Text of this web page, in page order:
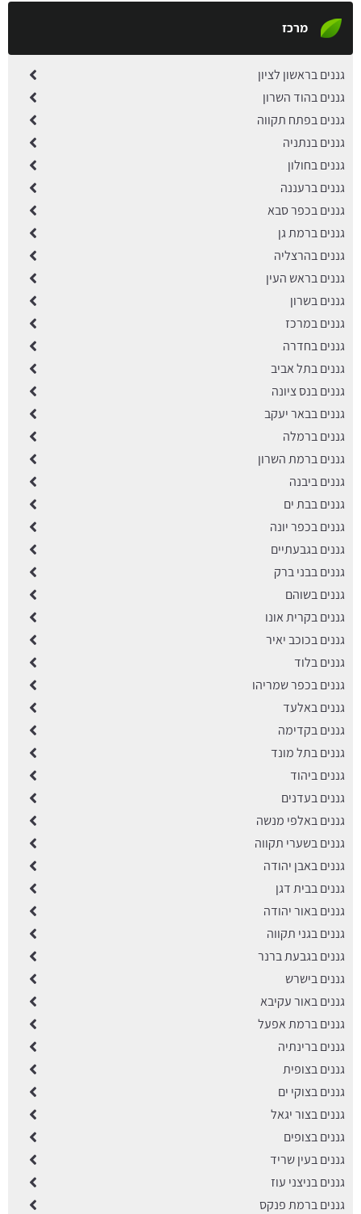
מרכז
גננים בראשון לציון
גננים בהוד השרון
גננים בפתח תקווה
גננים בנתניה
גננים בחולון
גננים ברעננה
גננים בכפר סבא
גננים ברמת גן
גננים בהרצליה
גננים בראש העין
גננים בשרון
גננים במרכז
גננים בחדרה
גננים בתל אביב
גננים בנס ציונה
גננים בבאר יעקב
גננים ברמלה
גננים ברמת השרון
גננים ביבנה
גננים בבת ים
גננים בכפר יונה
גננים בגבעתיים
גננים בבני ברק
גננים בשוהם
גננים בקרית אונו
גננים בכוכב יאיר
גננים בלוד
גננים בכפר שמריהו
גננים באלעד
גננים בקדימה
גננים בתל מונד
גננים ביהוד
גננים בעדנים
גננים באלפי מנשה
גננים בשערי תקווה
גננים באבן יהודה
גננים בבית דגן
גננים באור יהודה
גננים בגני תקווה
גננים בגבעת ברנר
גננים בישרש
גננים באור עקיבא
גננים ברמת אפעל
גננים ברינתיה
גננים בצופית
גננים בצוקי ים
גננים בצור יגאל
גננים בצופים
גננים בעין שריד
גננים בניצני עוז
גננים ברמת פנקס